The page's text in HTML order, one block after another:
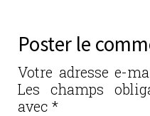
Poster le
Votre adresse e-
Les champs
avec *